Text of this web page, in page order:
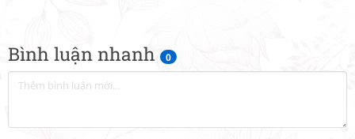
Bình luận nhanh 0